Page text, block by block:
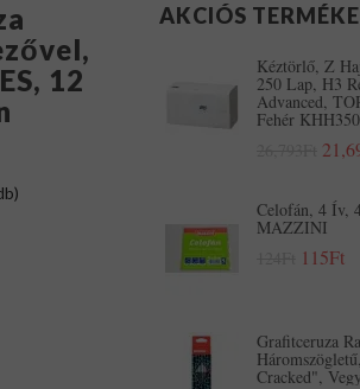
12
AKCIÓS
Kéztörlő, Z
250 Lap, H3
Advanced,
Fehér KHH350
Celofán, 4 Ív,
MAZZINI
115Ft
Grafitceruza
Cracked",